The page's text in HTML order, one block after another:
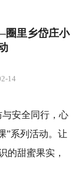
里乡岱庄小
14
安全同行，心
”系列活动。让
的甜蜜果实，